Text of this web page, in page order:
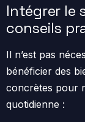
Intégrer le
conseils
Il n’est pas
bénéficier des
concrètes pour
quotidienne :